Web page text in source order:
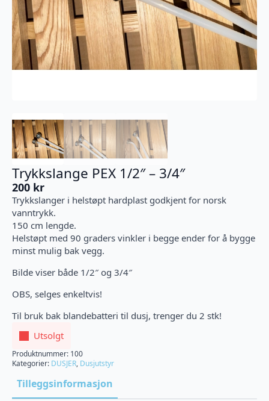
Trykkslange PEX 1/2″ – 3/4″
200 kr
Trykkslanger i helstøpt hardplast godkjent for norsk
vanntrykk.
150 cm lengde.
Helstøpt med 90 graders vinkler i begge ender for å bygge
minst mulig bak vegg.
Bilde viser både 1/2″ og 3/4″
OBS, selges enkeltvis!
Til bruk bak blandebatteri til dusj, trenger du 2 stk!
Utsolgt
Produktnummer: 100
Kategorier: DUSJER, Dusjutstyr
Tilleggsinformasjon